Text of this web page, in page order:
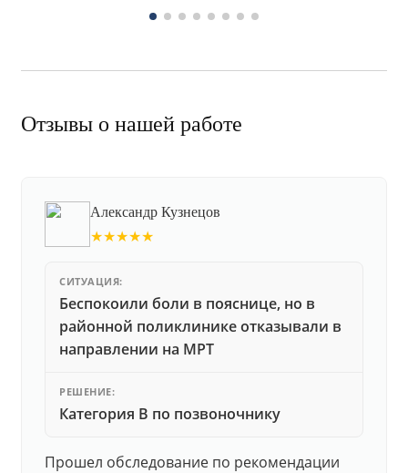
Отзывы о нашей работе
Александр Кузнецов
★★★★★
СИТУАЦИЯ:
Беспокоили боли в пояснице, но в
районной поликлинике отказывали в
направлении на МРТ
РЕШЕНИЕ:
Категория В по позвоночнику
Прошел обследование по рекомендации